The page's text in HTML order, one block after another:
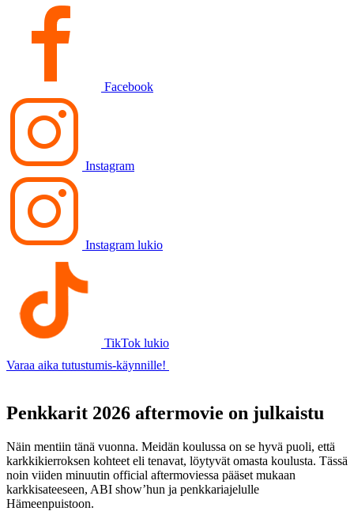
Facebook
Instagram
Instagram lukio
TikTok lukio
Varaa aika tutustumis-käynnille!
Penkkarit 2026 aftermovie on julkaistu
Näin mentiin tänä vuonna. Meidän koulussa on se hyvä puoli, että
karkkikierroksen kohteet eli tenavat, löytyvät omasta koulusta. Tässä
noin viiden minuutin official aftermoviessa pääset mukaan
karkkisateeseen, ABI show’hun ja penkkariajelulle
Hämeenpuistoon.